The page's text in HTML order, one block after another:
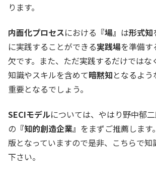
ります。
内面化プロセスにおける 『場』 は形式知
に実践することができる実践場を準備す
欠です。また、ただ実践するだけではな
知識やスキルを含めて暗黙知となるよう
重要となるでしょう。
SECIモデルについては、やはり野中郁
の 『知的創造企業』 をまずご推薦します
版となっていますので是非、こちらで知
下さい。